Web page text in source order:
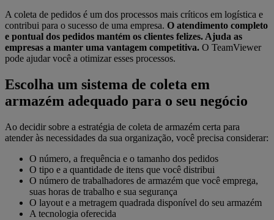
A coleta de pedidos é um dos processos mais críticos em logística e
contribui para o sucesso de uma empresa. O atendimento completo
e pontual dos pedidos mantém os clientes felizes. Ajuda as
empresas a manter uma vantagem competitiva. O TeamViewer
pode ajudar você a otimizar esses processos.
Escolha um sistema de coleta em
armazém adequado para o seu negócio
Ao decidir sobre a estratégia de coleta de armazém certa para
atender às necessidades da sua organização, você precisa considerar:
O número, a frequência e o tamanho dos pedidos
O tipo e a quantidade de itens que você distribui
O número de trabalhadores de armazém que você emprega,
suas horas de trabalho e sua segurança
O layout e a metragem quadrada disponível do seu armazém
A tecnologia oferecida